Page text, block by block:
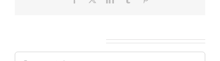
Commentaire